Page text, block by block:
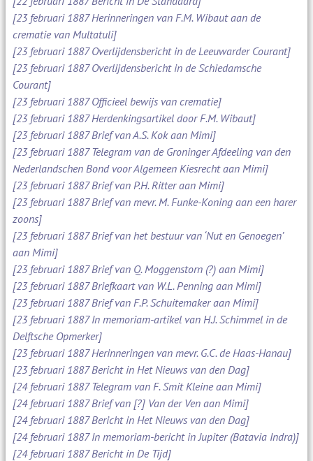
[23 februari 1887 Herinneringen van F.M. Wibaut aan de
crematie van Multatuli]
[23 februari 1887 Overlijdensbericht in de Leeuwarder Courant]
[23 februari 1887 Overlijdensbericht in de Schiedamsche
Courant]
[23 februari 1887 Officieel bewijs van crematie]
[23 februari 1887 Herdenkingsartikel door F.M. Wibaut]
[23 februari 1887 Brief van A.S. Kok aan Mimi]
[23 februari 1887 Telegram van de Groninger Afdeeling van den
Nederlandschen Bond voor Algemeen Kiesrecht aan Mimi]
[23 februari 1887 Brief van P.H. Ritter aan Mimi]
[23 februari 1887 Brief van mevr. M. Funke-Koning aan een harer
zoons]
[23 februari 1887 Brief van het bestuur van ‘Nut en Genoegen’
aan Mimi]
[23 februari 1887 Brief van Q. Moggenstorn (?) aan Mimi]
[23 februari 1887 Briefkaart van W.L. Penning aan Mimi]
[23 februari 1887 Brief van F.P. Schuitemaker aan Mimi]
[23 februari 1887 In memoriam-artikel van H.J. Schimmel in de
Delftsche Opmerker]
[23 februari 1887 Herinneringen van mevr. G.C. de Haas-Hanau]
[23 februari 1887 Bericht in Het Nieuws van den Dag]
[24 februari 1887 Telegram van F. Smit Kleine aan Mimi]
[24 februari 1887 Brief van [?] Van der Ven aan Mimi]
[24 februari 1887 Bericht in Het Nieuws van den Dag]
[24 februari 1887 In memoriam-bericht in Jupiter (Batavia Indra)]
[24 februari 1887 Bericht in De Tijd]